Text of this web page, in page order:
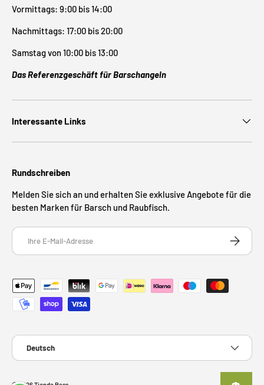
Vormittags: 9:00 bis 14:00
Nachmittags: 17:00 bis 20:00
Samstag von 10:00 bis 13:00
Das Referenzgeschäft für Barschangeln
Interessante Links
Rundschreiben
Melden Sie sich an und erhalten Sie exklusive Angebote für die
besten Marken für Barsch und Raubfisch.
E-Mail
Zahlungsmethoden
Sprache
Deutsch